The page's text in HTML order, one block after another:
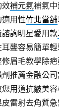
效補元氣補氣
適用性竹北當舖
詢明星愛用款
聾容易簡單
眉毛教學除疤
劑推薦金融公
您用道抗皺美
皮雷射去角質